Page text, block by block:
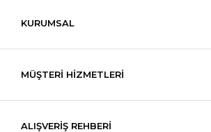
KURUMSAL
MÜŞTERİ HİZMETLERİ
ALIŞVERİŞ REHBERİ